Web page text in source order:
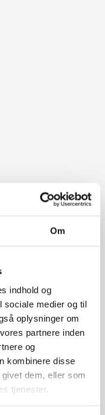
Om
indhold og
sociale medier og til
oplysninger om
partnere inden
og
kombinere disse
dem, eller som
tjenester.
saltet er helt
lad det gerne stå
og
timer.
på køl (gem
af på en
bliver sprødt og